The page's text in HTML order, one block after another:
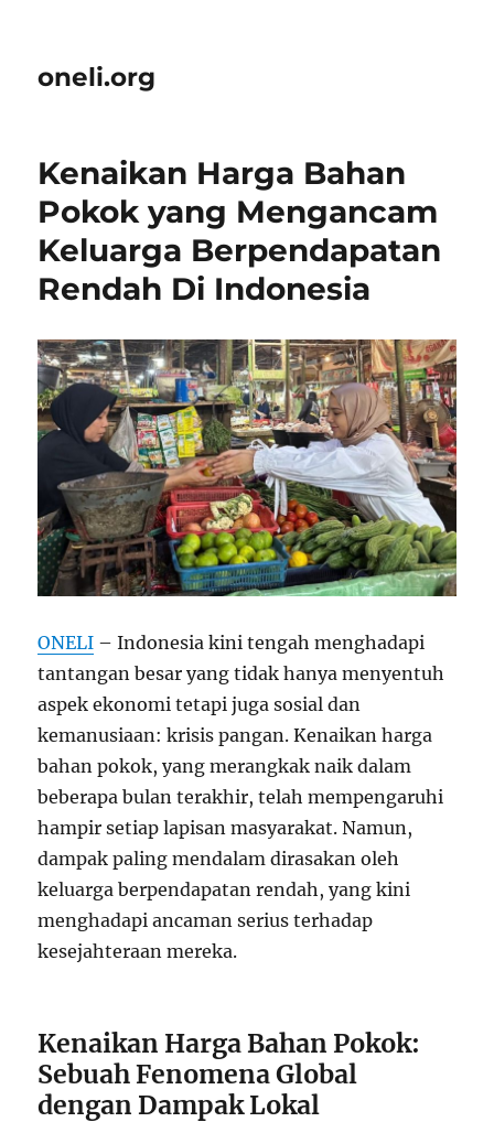
oneli.org
Kenaikan Harga Bahan
Pokok yang Mengancam
Keluarga Berpendapatan
Rendah Di Indonesia
ONELI – Indonesia kini tengah menghadapi
tantangan besar yang tidak hanya menyentuh
aspek ekonomi tetapi juga sosial dan
kemanusiaan: krisis pangan. Kenaikan harga
bahan pokok, yang merangkak naik dalam
beberapa bulan terakhir, telah mempengaruhi
hampir setiap lapisan masyarakat. Namun,
dampak paling mendalam dirasakan oleh
keluarga berpendapatan rendah, yang kini
menghadapi ancaman serius terhadap
kesejahteraan mereka.
Kenaikan Harga Bahan Pokok:
Sebuah Fenomena Global
dengan Dampak Lokal